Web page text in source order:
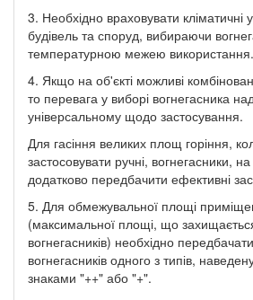
3. Необхідно враховувати кліматичні
будівель та споруд, вибираючи
температурною межею використання.
4. Якщо на об'єкті можливі
то перевага у виборі вогнегасника
універсальному щодо застосування.
Для гасіння великих площ горіння,
застосовувати ручні, вогнегасники,
додатково передбачити ефективні
5. Для обмежувальної площі
(максимальної площі, що
вогнегасників) необхідно передбачати
вогнегасників одного з типів,
знаками "++" або "+".